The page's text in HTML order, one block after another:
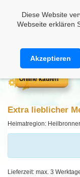
Diese Website
Webseite erklären
Akzeptieren
Online kaufen
Extra lieblicher
Heimatregion:
Lieferzeit: max. 3